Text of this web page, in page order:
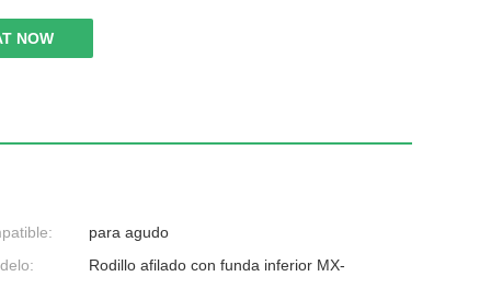
NOW
para agudo
Rodillo afilado con funda inferior MX-